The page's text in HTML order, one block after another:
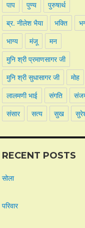
पाप पुण्य पुरुषार्थ
ब्र. नीलेश भैया भक्ति
भाग्य मंजू मन
मुनि श्री प्रमाणसागर जी
मुनि श्री सुधासागर जी मोह
लालमणी भाई संगति
संसार सत्य सुख
RECENT POSTS
सोला
परिवार